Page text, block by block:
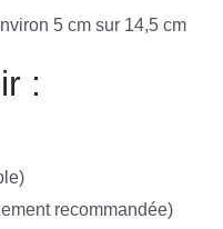
5 cm sur 14,5 cm
:
recommandée)